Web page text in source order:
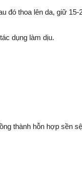
đó thoa lên da, giữ
dụng làm dịu.
thành hỗn hợp sền